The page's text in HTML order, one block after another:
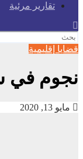
تقارير مرئية
قضايا إقليمية
نجوم في
مايو 13, 2020